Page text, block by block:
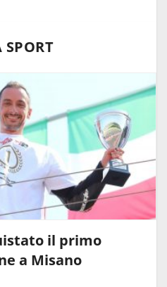
SPORT
il primo
a Misano